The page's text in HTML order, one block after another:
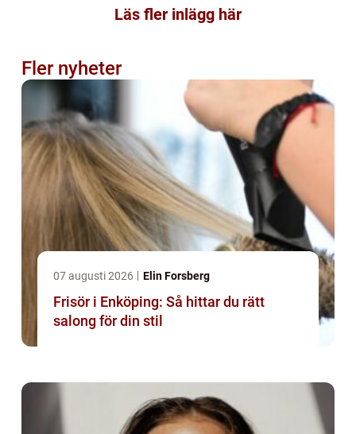
Läs fler inlägg här
Fler nyheter
07 augusti 2026 Elin Forsberg
Frisör i Enköping: Så hittar du rätt
salong för din stil